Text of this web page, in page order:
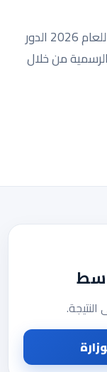
تابع حالة نتائج السادس الابتدائي في واسط للعام 2026 الدور
من خلال